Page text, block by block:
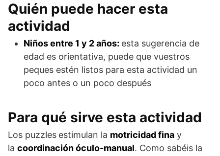
Quién puede hacer esta
actividad
Niños entre 1 y 2 años: esta sugerencia de
edad es orientativa, puede que vuestros
peques estén listos para esta actividad un
poco antes o un poco después
Para qué sirve esta actividad
Los puzzles estimulan la motricidad fina y
la coordinación óculo-manual. Como sabéis la